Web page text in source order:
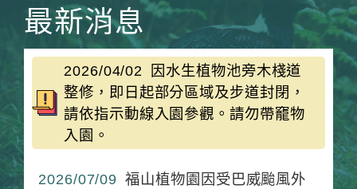
最新消息
2026/04/02
因水生植物池旁木棧道
整修，即日起部分區域及步道封閉，
請依指示動線入園參觀。請勿帶竉物
入園。
2026/07/09 福山植物園因受巴威颱風外